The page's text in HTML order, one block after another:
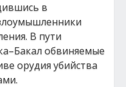
в
В пути
обвиняемые
орудия убийства